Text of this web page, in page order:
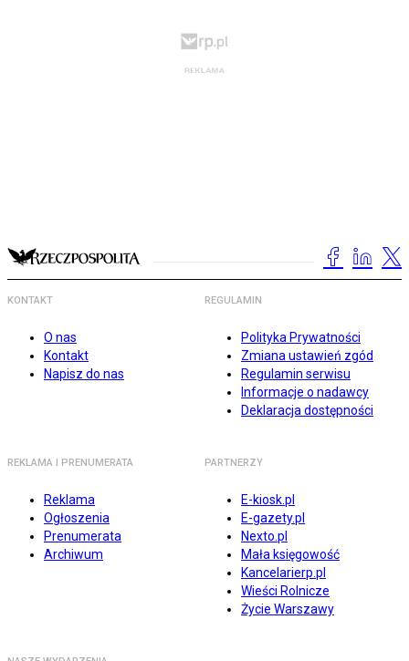
KONTAKT
O nas
Kontakt
Napisz do nas
REGULAMIN
Polityka Prywatności
Zmiana ustawień zgód
Regulamin serwisu
Informacje o nadawcy
Deklaracja dostępności
REKLAMA I PRENUMERATA
Reklama
Ogłoszenia
Prenumerata
Archiwum
PARTNERZY
E-kiosk.pl
E-gazety.pl
Nexto.pl
Mała księgowość
Kancelarierp.pl
Wieści Rolnicze
Życie Warszawy